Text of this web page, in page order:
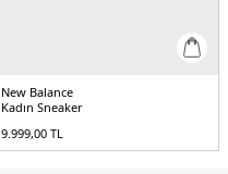
New Balance
Kadın Sneaker
9.999,00 TL